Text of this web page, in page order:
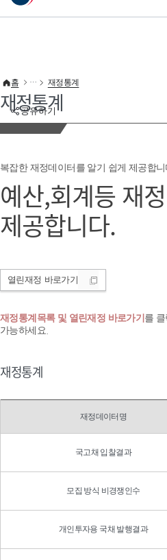
이 누리집은 대한민국 공식 전자정부 누리집입니다.
공유하기
홈 재정통계
재정통계
복잡한 재정데이터를 알기 쉽게 제공합니
예산,회계등 재
제공합니다.
열린재정 바로가기
재정통계목록 및 열린재정 바로가기 를
가능하세요.
재정통계
재정데이터명
국고채 입찰결과
모집 방식 비경쟁인수
개인투자용 국채 발행결과